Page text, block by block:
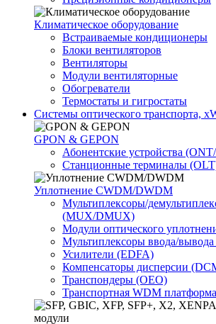
Климатичeское оборудование
Встраиваемые кондиционеры
Блоки вентиляторов
Вентиляторы
Модули вентиляторные
Обогреватели
Термостаты и гигростаты
Системы оптического транспорта,
GPON & GEPON
Абонентские устройства
Станционные терминалы
Уплотнение CWDM/DWDM
Мультиплексоры/
(MUX/DMUX)
Модули оптического
Мультиплексоры ввода/
Усилители (EDFA)
Компенсаторы дисперсии
Транспондеры (OEO)
Транспортная WDM платформа